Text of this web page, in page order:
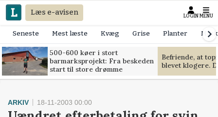
Læs e-avisen LOGIN MENU
Seneste Mest læste Kvæg Grise Planter
500-600 køer i stort
barmarksprojekt: Fra beskeden
start til store drømme
Befriende, at
blevet klogere.
ARKIV 18-11-2003 00:00